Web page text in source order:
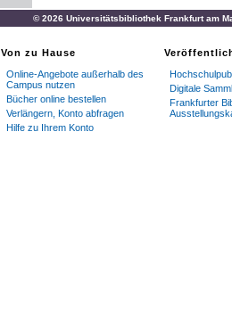
© 2026 Universitätsbibliothek Frankfurt am
Von zu Hause
Online-Angebote außerhalb des
Campus nutzen
Bücher online bestellen
Verlängern, Konto abfragen
Hilfe zu Ihrem Konto
Digitale
Frankfurter